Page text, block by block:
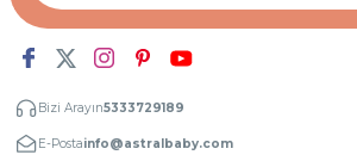
Bizi Arayın5333729189
E-Postainfo@astralbaby.com